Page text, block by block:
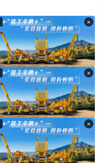
×
×
×